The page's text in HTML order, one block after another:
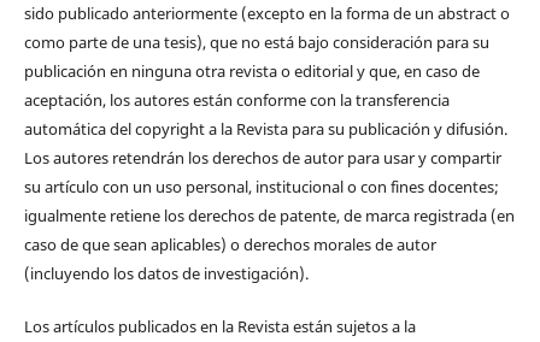
sido publicado anteriormente (excepto en la forma de un abstract o
como parte de una tesis), que no está bajo consideración para su
publicación en ninguna otra revista o editorial y que, en caso de
aceptación, los autores están conforme con la transferencia
automática del copyright a la Revista para su publicación y difusión.
Los autores retendrán los derechos de autor para usar y compartir
su artículo con un uso personal, institucional o con fines docentes;
igualmente retiene los derechos de patente, de marca registrada (en
caso de que sean aplicables) o derechos morales de autor
(incluyendo los datos de investigación).
Los artículos publicados en la Revista están sujetos a la